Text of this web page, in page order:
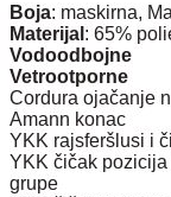
Boja: maskirna,
Materijal : 65%
Vodoodbojne
Vetrootporne
Cordura ojačanje
Amann konac
YKK rajsferšlusi i
YKK čičak
grupe